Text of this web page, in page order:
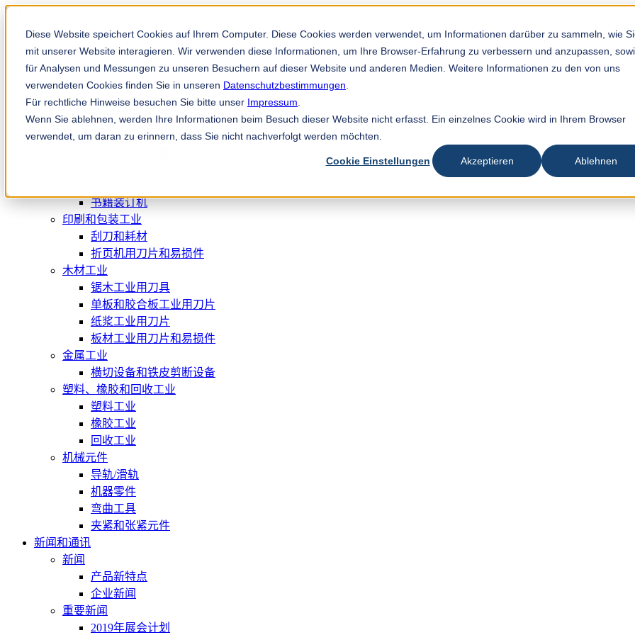
Diese Website speichert Cookies auf Ihrem Computer. Diese Cookies werden verwendet, um Informationen darüber zu sammeln, wie
mit unserer Website interagieren. Wir verwenden diese Informationen, um Ihre Browser-Erfahrung zu verbessern und anzupassen,
für Analysen und Messungen zu unseren Besuchern auf dieser Website und anderen Medien. Weitere Informationen zu den von uns
verwendeten Cookies finden Sie in unseren Datenschutzbestimmungen
Für rechtliche Hinweise besuchen Sie bitte unser Impressum
Wenn Sie ablehnen, werden Ihre Informationen beim Besuch dieser Website nicht erfasst. Ein einzelnes Cookie wird in Ihrem Browser
verwendet, um daran zu erinnern, dass Sie nicht nachverfolgt werden möchten.
Cookie Einstellungen Akzeptieren Ablehnen
没有建议，因为搜索字段为空。
产品
造纸工业
书籍装订机
印刷和包装工业
刮刀和耗材
折页机用刀片和易损件
木材工业
锯木工业用刀具
单板和胶合板工业用刀片
纸浆工业用刀片
板材工业用刀片和易损件
金属工业
横切设备和铁皮剪断设备
塑料、橡胶和回收工业
塑料工业
橡胶工业
回收工业
机械元件
导轨/滑轨
机器零件
弯曲工具
夹紧和张紧元件
新闻和通讯
新闻
产品新特点
企业新闻
重要新闻
2019年展会计划